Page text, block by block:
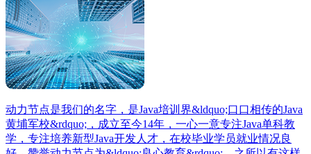
动力节点是我们的名字，是Java培训界&ldquo;口口相传的Java
黄埔军校&rdquo;，成立至今14年，一心一意专注Java单科教
学，专注培养新型Java开发人才，在校毕业学员就业情况良